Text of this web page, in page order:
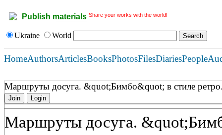
Publish materials Share your works with the world!
Ukraine World
HomeAuthorsArticlesBooksPhotosFilesDiariesPeople
Маршруты досуга. &quot;Бимбо&quot; в стиле
Join Login
Маршруты досуга.